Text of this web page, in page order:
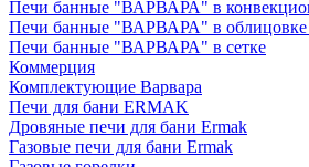
Печи банные "ВАРВАРА" в
Печи банные "ВАРВАРА" в облицовке
Печи банные "ВАРВАРА" в сетке
Коммерция
Комплектующие Варвара
Печи для бани ERMAK
Дровяные печи для бани Ermak
Газовые печи для бани Ermak